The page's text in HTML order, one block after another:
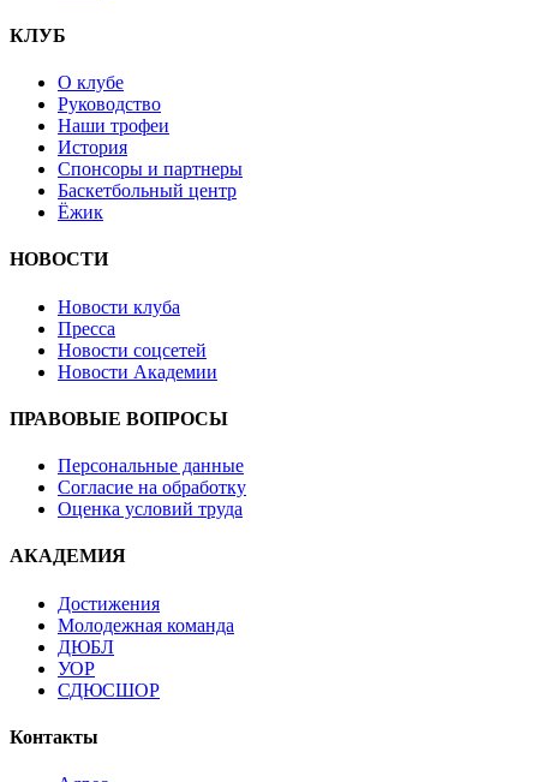
КЛУБ
О клубе
Руководство
Наши трофеи
История
Спонсоры и партнеры
Баскетбольный центр
Ёжик
НОВОСТИ
Новости клуба
Пресса
Новости соцсетей
Новости Академии
ПРАВОВЫЕ ВОПРОСЫ
Персональные данные
Согласие на обработку
Оценка условий труда
АКАДЕМИЯ
Достижения
Молодежная команда
ДЮБЛ
УОР
СДЮСШОР
Контакты